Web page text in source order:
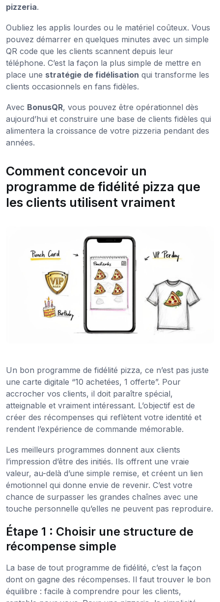
pizzeria.
Oubliez les applis lourdes ou le matériel coûteux. Vous
pouvez démarrer en quelques minutes avec un simple
QR code que les clients scannent depuis leur
téléphone. C’est la façon la plus simple de mettre en
place une stratégie de fidélisation qui transforme les
clients occasionnels en fans fidèles.
Avec BonusQR, vous pouvez être opérationnel dès
aujourd’hui et construire une base de clients fidèles qui
alimentera la croissance de votre pizzeria pendant des
années.
Comment concevoir un
programme de fidélité pizza que
les clients utilisent vraiment
Un bon programme de fidélité pizza, ce n’est pas juste
une carte digitale “10 achetées, 1 offerte”. Pour
accrocher vos clients, il doit paraître spécial,
atteignable et vraiment intéressant. L’objectif est de
créer des récompenses qui reflètent votre identité et
rendent l’expérience de commande mémorable.
Les meilleurs programmes donnent aux clients
l’impression d’être des initiés. Ils offrent une vraie
valeur, au-delà d’une simple remise, et créent un lien
émotionnel qui donne envie de revenir. C’est votre
chance de surpasser les grandes chaînes avec une
touche personnelle qu’elles ne peuvent pas reproduire.
Étape 1 : Choisir une structure de
récompense simple
La base de tout programme de fidélité, c’est la façon
dont on gagne des récompenses. Il faut trouver le bon
équilibre : facile à comprendre pour les clients,